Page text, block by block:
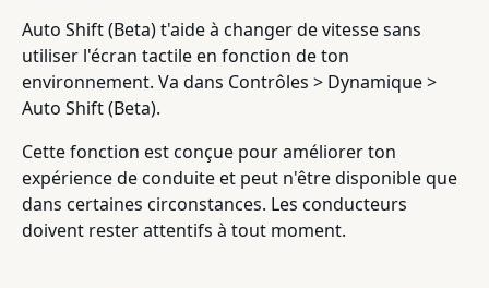
Auto Shift (Beta) t'aide à changer de vitesse sans
utiliser l'écran tactile en fonction de ton
environnement. Va dans Contrôles > Dynamique >
Auto Shift (Beta).
Cette fonction est conçue pour améliorer ton
expérience de conduite et peut n'être disponible que
dans certaines circonstances. Les conducteurs
doivent rester attentifs à tout moment.